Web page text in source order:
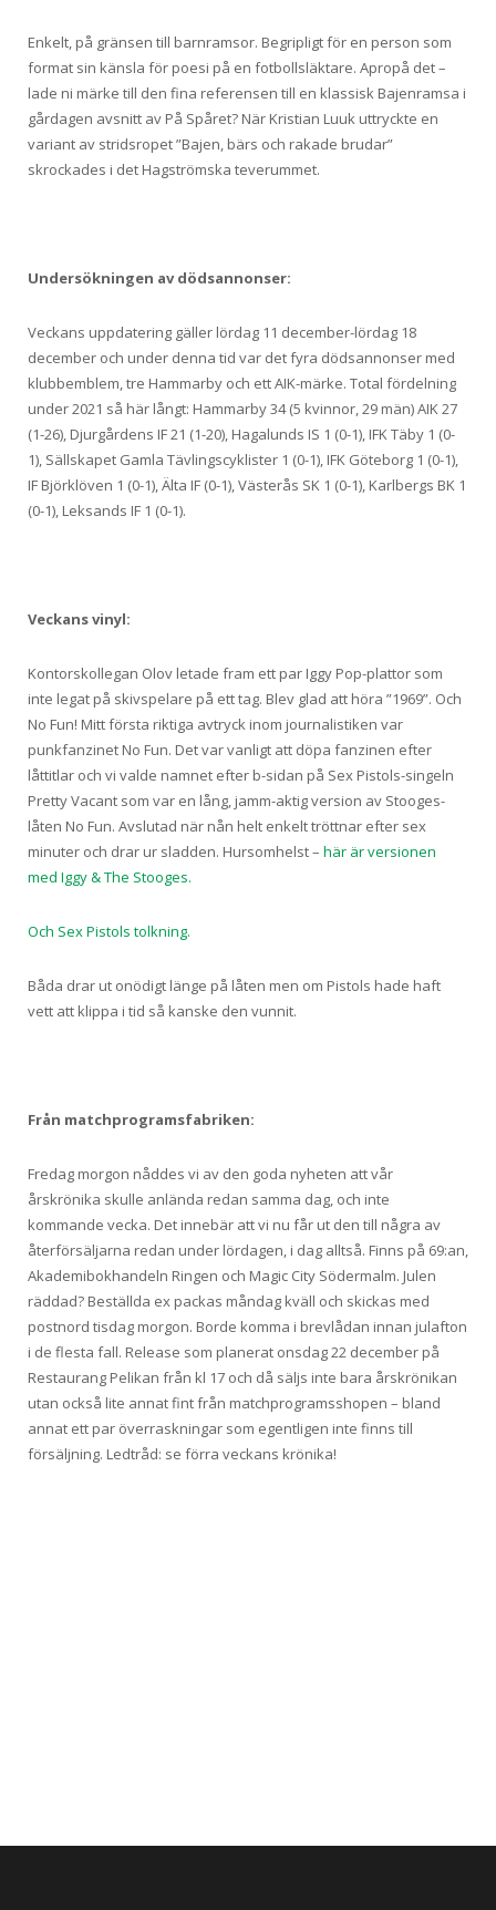
Enkelt, på gränsen till barnramsor. Begripligt för en person som
format sin känsla för poesi på en fotbollsläktare. Apropå det –
lade ni märke till den fina referensen till en klassisk Bajenramsa i
gårdagen avsnitt av På Spåret? När Kristian Luuk uttryckte en
variant av stridsropet ”Bajen, bärs och rakade brudar”
skrockades i det Hagströmska teverummet.
Undersökningen av dödsannonser:
Veckans uppdatering gäller lördag 11 december-lördag 18
december och under denna tid var det fyra dödsannonser med
klubbemblem, tre Hammarby och ett AIK-märke. Total fördelning
under 2021 så här långt: Hammarby 34 (5 kvinnor, 29 män) AIK 27
(1-26), Djurgårdens IF 21 (1-20), Hagalunds IS 1 (0-1), IFK Täby 1 (0-
1), Sällskapet Gamla Tävlingscyklister 1 (0-1), IFK Göteborg 1 (0-1),
IF Björklöven 1 (0-1), Älta IF (0-1), Västerås SK 1 (0-1), Karlbergs BK 1
(0-1), Leksands IF 1 (0-1).
Veckans vinyl:
Kontorskollegan Olov letade fram ett par Iggy Pop-plattor som
inte legat på skivspelare på ett tag. Blev glad att höra ”1969”. Och
No Fun! Mitt första riktiga avtryck inom journalistiken var
punkfanzinet No Fun. Det var vanligt att döpa fanzinen efter
låttitlar och vi valde namnet efter b-sidan på Sex Pistols-singeln
Pretty Vacant som var en lång, jamm-aktig version av Stooges-
låten No Fun. Avslutad när nån helt enkelt tröttnar efter sex
minuter och drar ur sladden. Hursomhelst – här är versionen
med Iggy & The Stooges.
Och Sex Pistols tolkning.
Båda drar ut onödigt länge på låten men om Pistols hade haft
vett att klippa i tid så kanske den vunnit.
Från matchprogramsfabriken:
Fredag morgon nåddes vi av den goda nyheten att vår
årskrönika skulle anlända redan samma dag, och inte
kommande vecka. Det innebär att vi nu får ut den till några av
återförsäljarna redan under lördagen, i dag alltså. Finns på 69:an,
Akademibokhandeln Ringen och Magic City Södermalm. Julen
räddad? Beställda ex packas måndag kväll och skickas med
postnord tisdag morgon. Borde komma i brevlådan innan julafton
i de flesta fall. Release som planerat onsdag 22 december på
Restaurang Pelikan från kl 17 och då säljs inte bara årskrönikan
utan också lite annat fint från matchprogramsshopen – bland
annat ett par överraskningar som egentligen inte finns till
försäljning. Ledtråd: se förra veckans krönika!